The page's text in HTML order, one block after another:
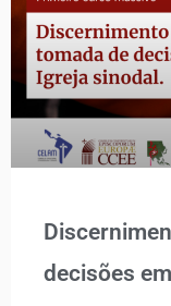
decisões